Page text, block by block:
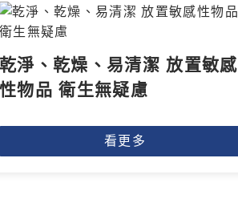
乾淨、乾燥、易清潔 放置敏感
性物品 衛生無疑慮
看更多